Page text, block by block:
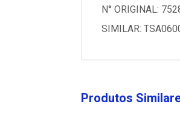
N° ORIGINAL:
SIMILAR:
Produtos